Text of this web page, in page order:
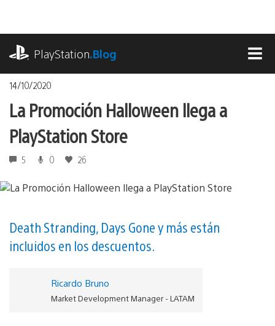
contenido
PlayStation.Blog
14/10/2020
La Promoción Halloween llega a
PlayStation Store
5 0 26
Death Stranding, Days Gone y más están
incluidos en los descuentos.
Ricardo Bruno
Market Development Manager - LATAM